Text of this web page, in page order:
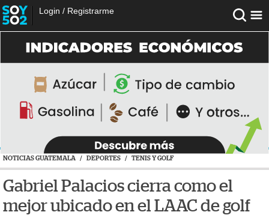
Login / Registrarme
NOTICIAS GUATEMALA / DEPORTES / TENIS Y GOLF
Gabriel Palacios cierra como el
mejor ubicado en el LAAC de golf